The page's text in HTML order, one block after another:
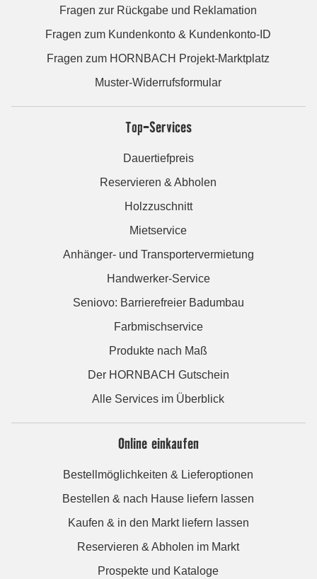
Fragen zur Rückgabe und Reklamation
Fragen zum Kundenkonto & Kundenkonto-ID
Fragen zum HORNBACH Projekt-Marktplatz
Muster-Widerrufsformular
Top-Services
Dauertiefpreis
Reservieren & Abholen
Holzzuschnitt
Mietservice
Anhänger- und Transportervermietung
Handwerker-Service
Seniovo: Barrierefreier Badumbau
Farbmischservice
Produkte nach Maß
Der HORNBACH Gutschein
Alle Services im Überblick
Online einkaufen
Bestellmöglichkeiten & Lieferoptionen
Bestellen & nach Hause liefern lassen
Kaufen & in den Markt liefern lassen
Reservieren & Abholen im Markt
Prospekte und Kataloge